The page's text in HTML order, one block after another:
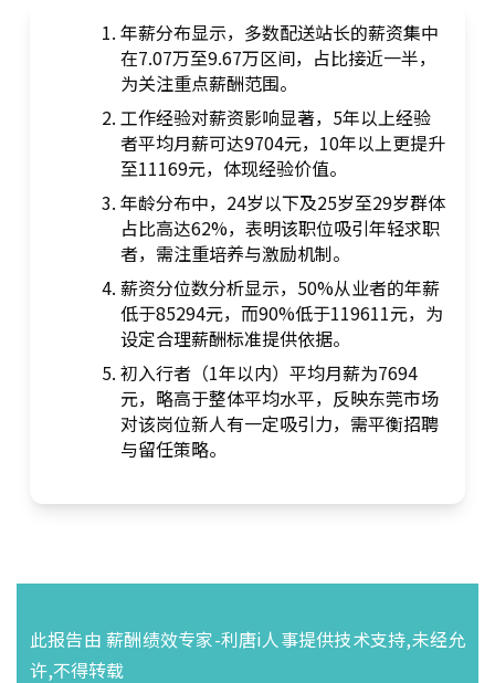
年薪分布显示，多数配送站长的薪资集中
在7.07万至9.67万区间，占比接近一半，
为关注重点薪酬范围。
工作经验对薪资影响显著，5年以上经验
者平均月薪可达9704元，10年以上更提升
至11169元，体现经验价值。
年龄分布中，24岁以下及25岁至29岁群体
占比高达62%，表明该职位吸引年轻求职
者，需注重培养与激励机制。
薪资分位数分析显示，50%从业者的年薪
低于85294元，而90%低于119611元，为
设定合理薪酬标准提供依据。
初入行者（1年以内）平均月薪为7694
元，略高于整体平均水平，反映东莞市场
对该岗位新人有一定吸引力，需平衡招聘
与留任策略。
此报告由 薪酬绩效专家-利唐i人事提供技术支持,未经允
许,不得转载